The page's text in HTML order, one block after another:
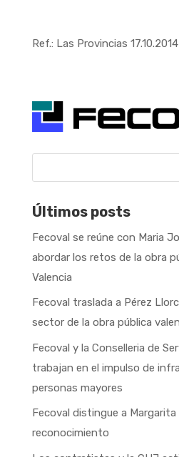
Ref.: Las Provincias 17.10.2014
Últimos posts
Fecoval se reúne con Maria
abordar los retos de la obra
Valencia
Fecoval traslada a Pérez
sector de la obra pública
Fecoval y la Conselleria de
trabajan en el impulso de
personas mayores
Fecoval distingue a
reconocimiento